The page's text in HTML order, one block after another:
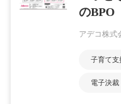
のBPO
アデコ株式
子育て支
電子決